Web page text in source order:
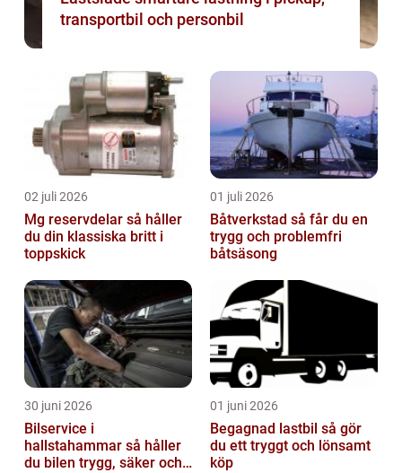
transportbil och personbil
02 juli 2026
Mg reservdelar så håller
du din klassiska britt i
toppskick
01 juli 2026
Båtverkstad så får du en
trygg och problemfri
båtsäsong
30 juni 2026
Bilservice i
hallstahammar så håller
du bilen trygg, säker och
01 juni 2026
Begagnad lastbil så gör
du ett tryggt och lönsamt
köp